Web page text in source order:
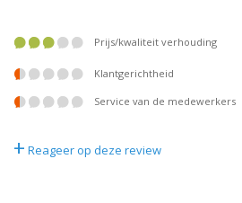
prijs/kwaliteit verhouding
klantgerichtheid
service van de medewerkers
+ Reageer op deze review